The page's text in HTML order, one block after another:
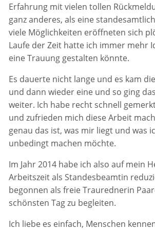
Erfahrung mit vielen tollen
ganz anderes, als eine
viele Möglichkeiten eröffneten sich
Laufe der Zeit hatte ich immer mehr
eine Trauung gestalten könnte.
Es dauerte nicht lange und es kam
und dann wieder eine und so ging
weiter. Ich habe recht schnell
und zufrieden mich diese Arbeit
genau das ist, was mir liegt und was
unbedingt machen möchte.
Im Jahr 2014 habe ich also auf mein
Arbeitszeit als Standesbeamtin
begonnen als freie Traurednerin
schönsten Tag zu begleiten.
Ich liebe es einfach, Menschen